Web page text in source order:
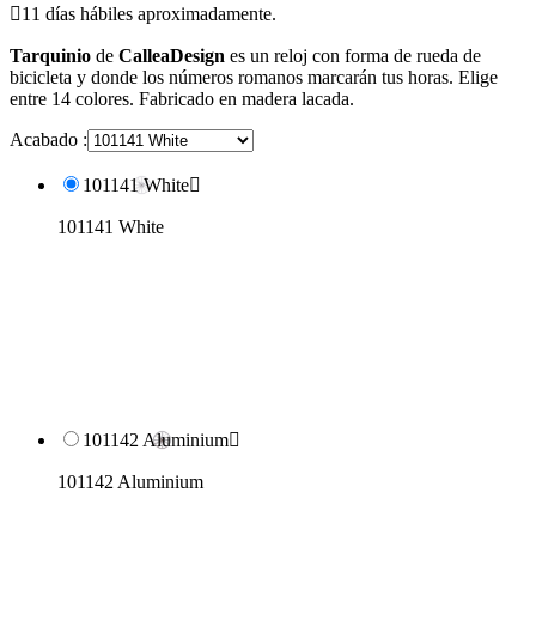
11 días hábiles aproximadamente.
Tarquinio de CalleaDesign es un reloj con forma de rueda de
bicicleta y donde los números romanos marcarán tus horas. Elige
entre 14 colores. Fabricado en madera lacada.
Acabado :
101141 White
101141 White
101142 Aluminium
101142 Aluminium